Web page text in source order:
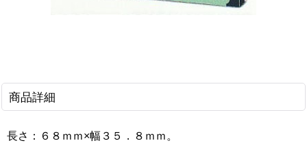
商品詳細
長さ：６８ｍｍ×幅３５．８ｍｍ。